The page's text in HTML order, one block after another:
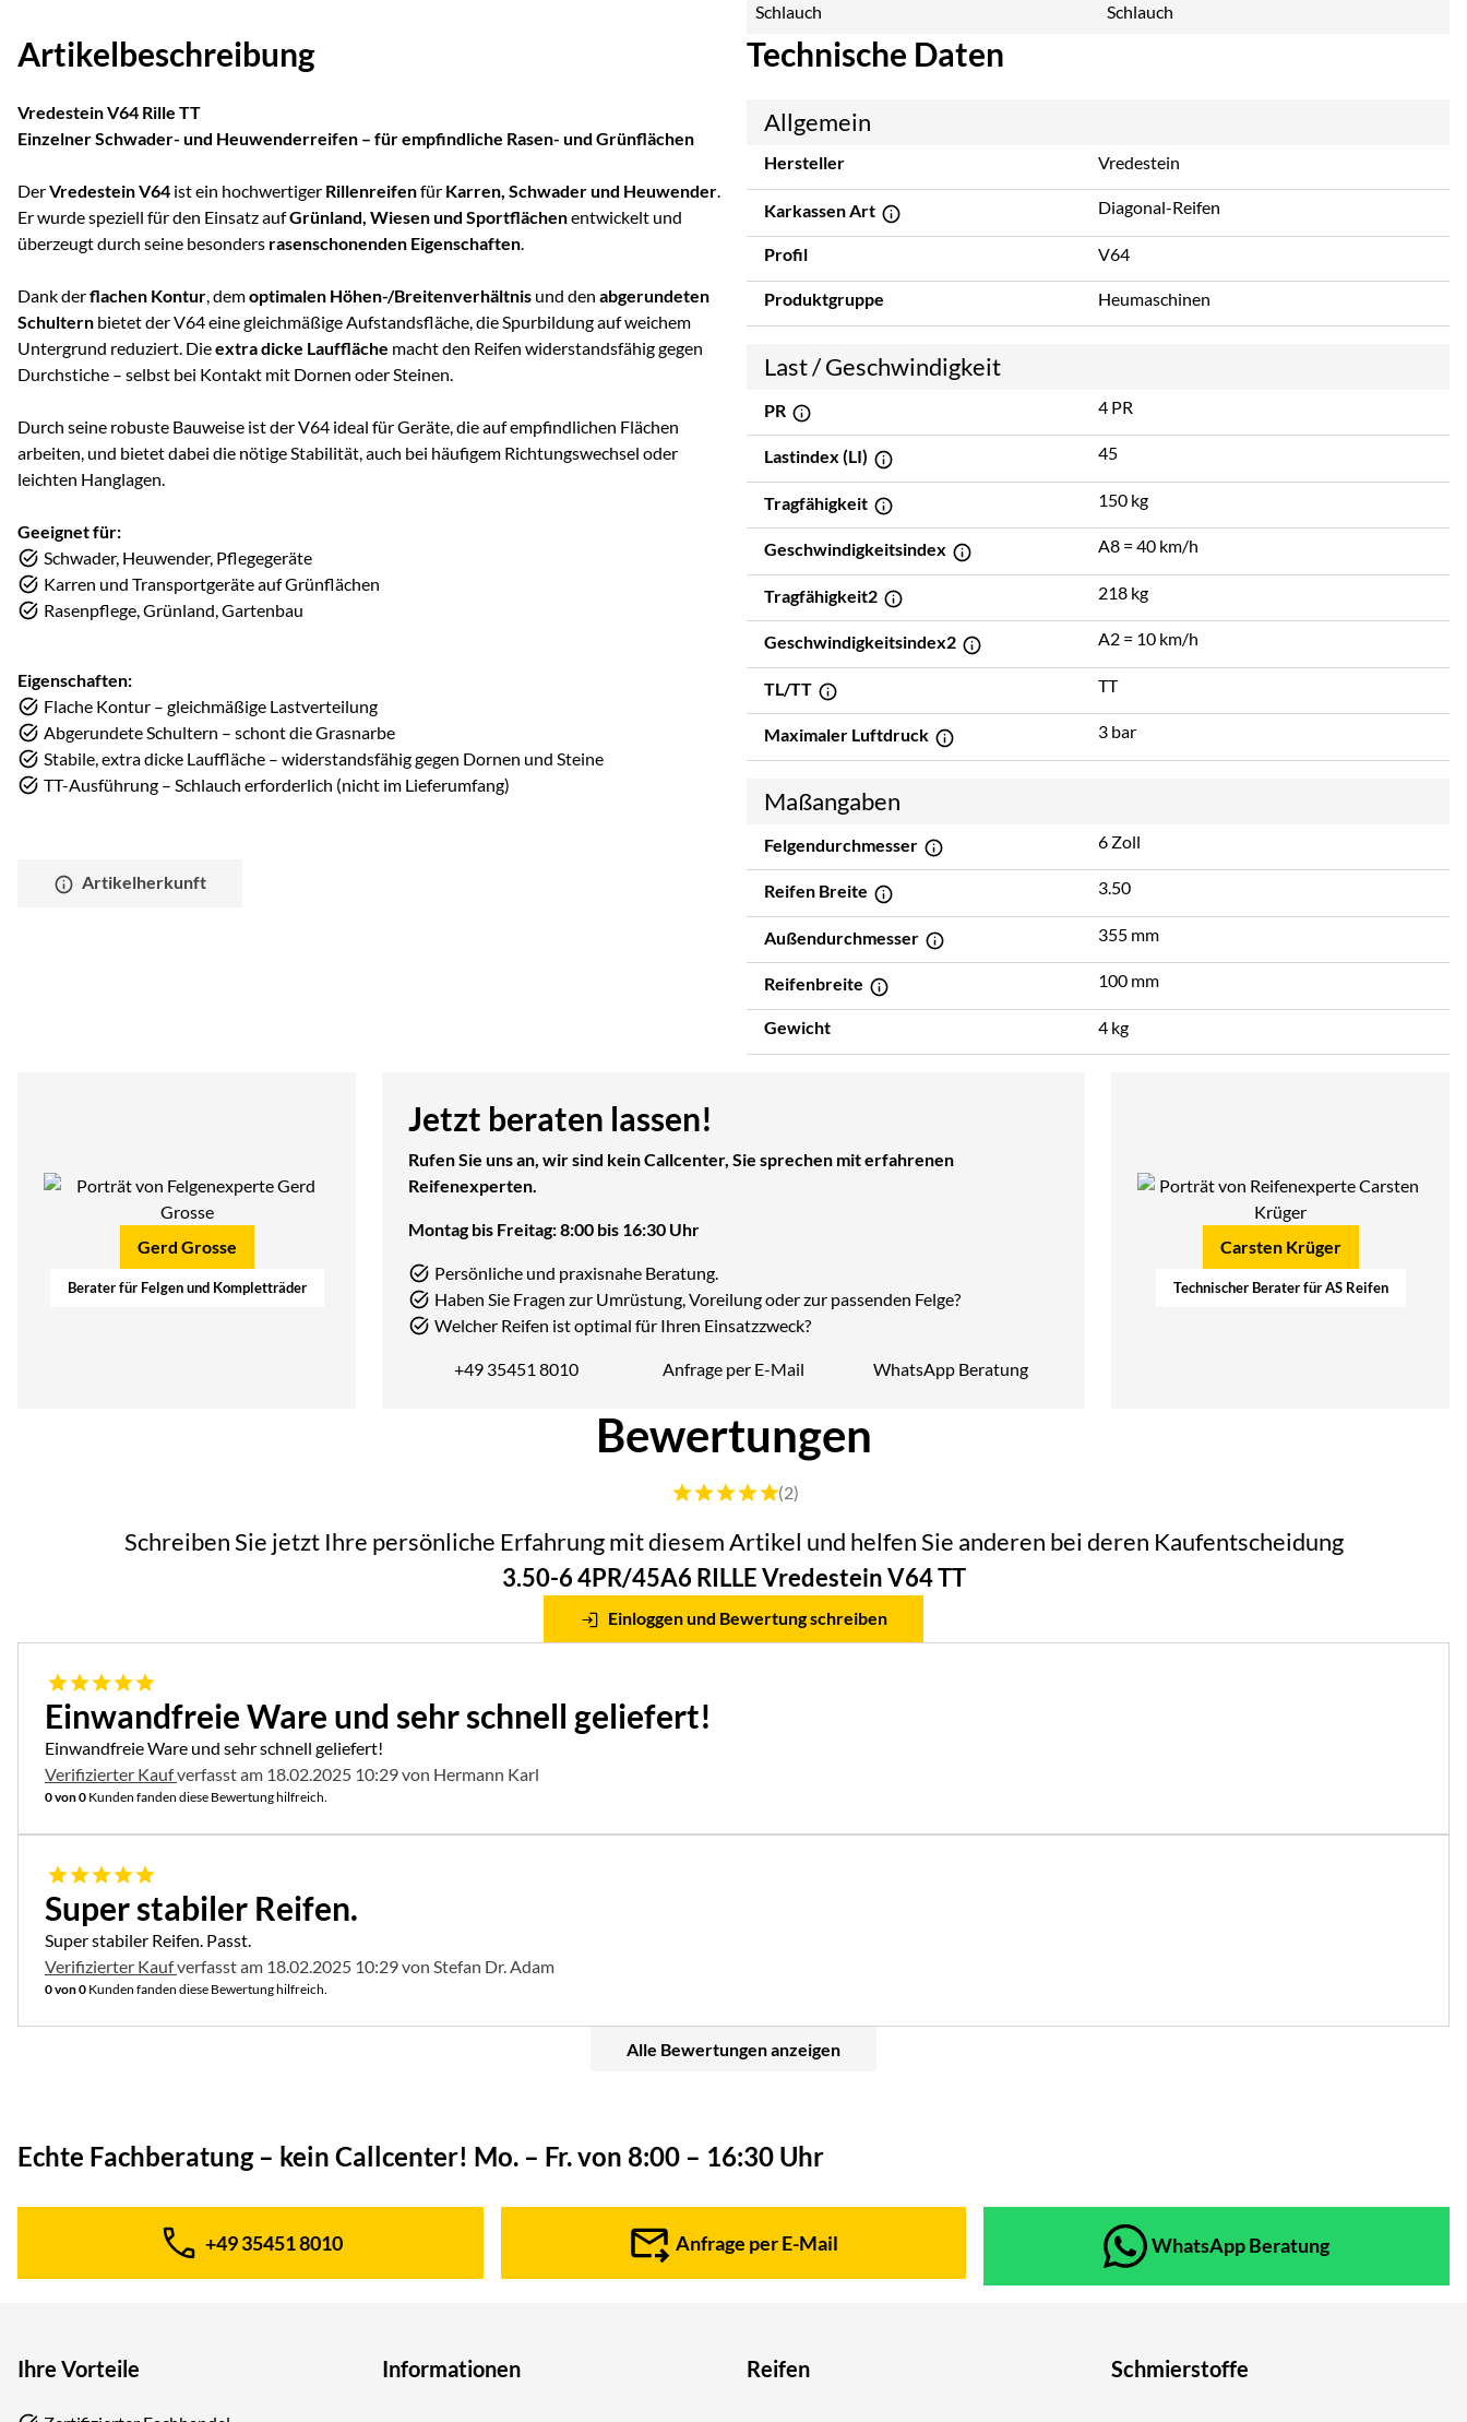
Schlauch
Artikelbeschreibung
Vredestein V64 Rille TT
Einzelner Schwader- und Heuwenderreifen – für empfindliche Rasen- und Grünflächen
DerVredestein V64 ist ein hochwertiger Rillenreifenfür Karren, Schwader und Heuwender.
Er wurde speziell für den Einsatz aufGrünland, Wiesen und Sportflächenentwickelt und
überzeugt durch seine besonders rasenschonenden Eigenschaften.
Dank derflachen Kontur, demoptimalen Höhen-/Breitenverhältnis und den abgerundeten
Schultern bietet der V64 eine gleichmäßige Aufstandsfläche, die Spurbildung auf weichem
Untergrund reduziert. Dieextra dicke Lauffläche macht den Reifen widerstandsfähig gegen
Durchstiche – selbst bei Kontakt mit Dornen oder Steinen.
Durch seine robuste Bauweise ist der V64 ideal für Geräte, die auf empfindlichen Flächen
arbeiten, und bietet dabei die nötige Stabilität, auch bei häufigem Richtungswechsel oder
leichten Hanglagen.
Geeignet für:
Schwader, Heuwender, Pflegegeräte
Karren und Transportgeräte auf Grünflächen
Rasenpflege, Grünland, Gartenbau
Eigenschaften:
Flache Kontur – gleichmäßige Lastverteilung
Abgerundete Schultern – schont die Grasnarbe
Stabile, extra dicke Lauffläche – widerstandsfähig gegen Dornen und Steine
TT-Ausführung – Schlauch erforderlich (nicht im Lieferumfang)
Artikelherkunft
Technische Daten
Allgemein
Hersteller Vredestein
Karkassen Art Diagonal-Reifen
Profil V64
Produktgruppe Heumaschinen
Last / Geschwindigkeit
PR 4 PR
Lastindex (LI) 45
Tragfähigkeit 150 kg
Geschwindigkeitsindex A8 = 40 km/h
Tragfähigkeit2 218 kg
Geschwindigkeitsindex2 A2 = 10 km/h
TL/TT TT
Maximaler Luftdruck 3 bar
Maßangaben
Felgendurchmesser 6 Zoll
Reifen Breite 3.50
Außendurchmesser 355 mm
Reifenbreite 100 mm
Gewicht 4 kg
Gerd Grosse
Berater für Felgen und Kompletträder
Jetzt beraten lassen!
Rufen Sie uns an, wir sind kein Callcenter, Sie sprechen mit erfahrenen
Reifenexperten.
Montag bis Freitag: 8:00 bis 16:30 Uhr
Persönliche und praxisnahe Beratung.
Haben Sie Fragen zur Umrüstung, Voreilung oder zur passenden Felge?
Welcher Reifen ist optimal für Ihren Einsatzzweck?
Telefon:
+49 35451 8010 Anfrage per E-Mail WhatsApp Beratung
Carsten Krüger
Technischer Berater für AS Reifen
Bewertungen
Bewertung: 5 von 5 (2 Bewertungen)
(2)
Schreiben Sie jetzt Ihre persönliche Erfahrung mit diesem Artikel und helfen Sie anderen bei deren Kaufentscheidung
3.50-6 4PR/45A6 RILLE Vredestein V64 TT
Einloggen und Bewertung schreiben
5 von 5
Einwandfreie Ware und sehr schnell geliefert!
Einwandfreie Ware und sehr schnell geliefert!
Verifizierter Kaufverfasst am 18.02.2025 10:29 von Hermann Karl
0 von 0 Kunden fanden diese Bewertung hilfreich.
5 von 5
Super stabiler Reifen.
Super stabiler Reifen. Passt.
Verifizierter Kaufverfasst am 18.02.2025 10:29 von Stefan Dr. Adam
0 von 0 Kunden fanden diese Bewertung hilfreich.
Alle Bewertungen anzeigen
Echte Fachberatung – kein Callcenter! Mo. – Fr. von 8:00 – 16:30 Uhr
Telefon:
+49 35451 8010 Anfrage per E-Mail WhatsApp Beratung
Ihre Vorteile Informationen Reifen Schmierstoffe